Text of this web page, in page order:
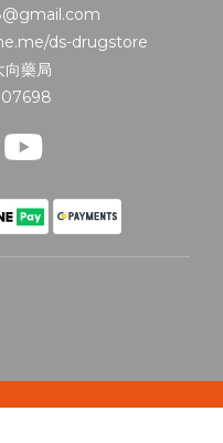
ds-drugstore
向藥局